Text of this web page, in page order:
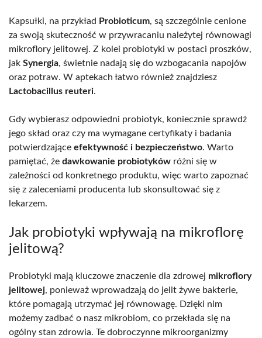
Kapsułki, na przykład Probioticum, są szczególnie cenione
za swoją skuteczność w przywracaniu należytej równowagi
mikroflory jelitowej. Z kolei probiotyki w postaci proszków,
jak Synergia, świetnie nadają się do wzbogacania napojów
oraz potraw. W aptekach łatwo również znajdziesz
Lactobacillus reuteri.
Gdy wybierasz odpowiedni probiotyk, koniecznie sprawdź
jego skład oraz czy ma wymagane certyfikaty i badania
potwierdzające efektywność i bezpieczeństwo. Warto
pamiętać, że dawkowanie probiotyków różni się w
zależności od konkretnego produktu, więc warto zapoznać
się z zaleceniami producenta lub skonsultować się z
lekarzem.
Jak probiotyki wpływają na mikroflorę
jelitową?
Probiotyki mają kluczowe znaczenie dla zdrowej mikroflory
jelitowej, ponieważ wprowadzają do jelit żywe bakterie,
które pomagają utrzymać jej równowagę. Dzięki nim
możemy zadbać o nasz mikrobiom, co przekłada się na
ogólny stan zdrowia. Te dobroczynne mikroorganizmy